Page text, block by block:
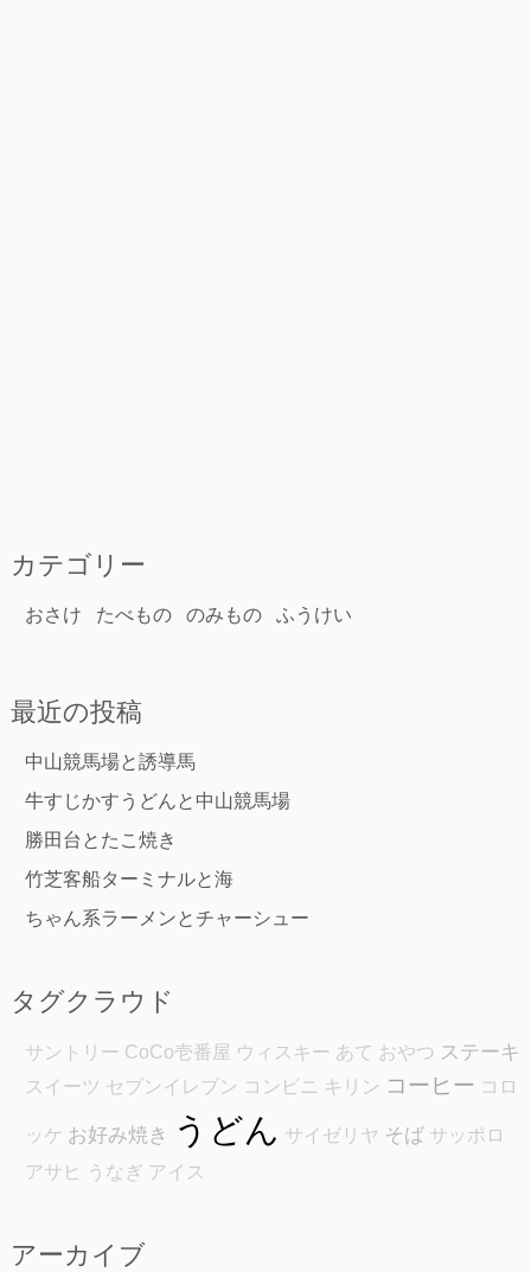
カテゴリー
おさけ たべもの のみもの ふうけい
最近の投稿
中山競馬場と誘導馬
牛すじかすうどんと中山競馬場
勝田台とたこ焼き
竹芝客船ターミナルと海
ちゃん系ラーメンとチャーシュー
タグクラウド
サントリー CoCo壱番屋 ウィスキー あて おやつ ステーキ
スイーツ セブンイレブン コンビニ キリン コーヒー コロ
ッケ お好み焼き うどん サイゼリヤ そば サッポロ
アサヒ
うなぎ アイス
アーカイブ